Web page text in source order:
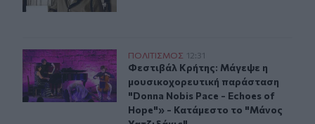
Φεστιβάλ Κρήτης: Μάγεψε η μουσικοχορευτική
ΠΟΛΙΤΙΣΜΟΣ 12:31
Φεστιβάλ Κρήτης: Μάγεψε η
Φεστιβάλ Κρήτης: Μάγεψε η
μουσικοχορευτική παράσταση
"Donna Nobis Pace - Echoes of
Hope"» - Κατάμεστο το "Μάνος